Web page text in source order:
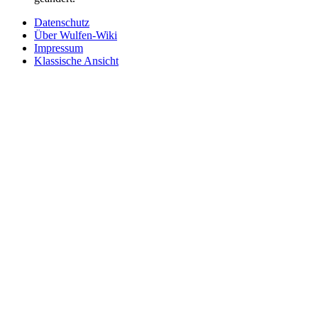
Datenschutz
Über Wulfen-Wiki
Impressum
Klassische Ansicht